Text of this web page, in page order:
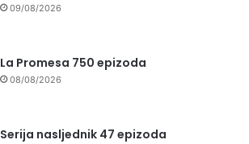
09/08/2026
La Promesa 750 epizoda
08/08/2026
Serija nasljednik 47 epizoda